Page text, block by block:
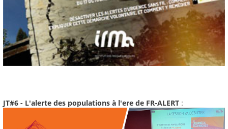
JT#6 - L'alerte des populations à l'ere de FR-ALERT :